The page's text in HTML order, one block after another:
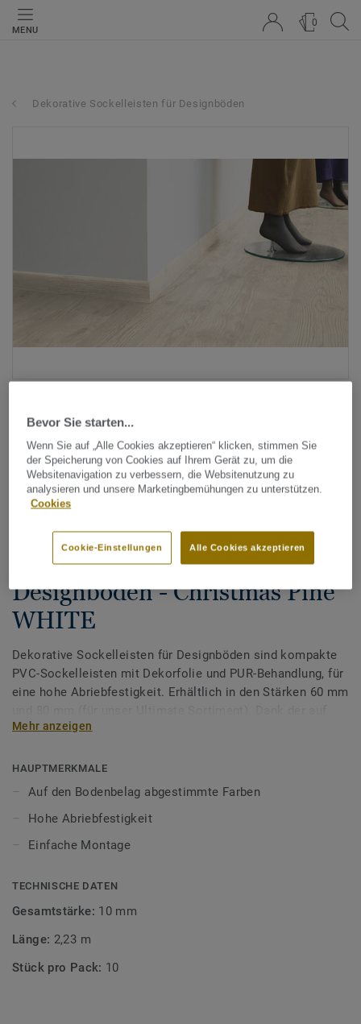
MENU
0
Dekorative Sockelleisten für Designböden
Alle Designs anzeigen (200)
Dekorative Sockelleisten für
Designböden - Christmas Pine
WHITE
Dekorative Sockelleisten für Designböden sind kompakte
PVC-Sockelleisten mit Dekorfolie und PUR-Behandlung, für
eine hohe Abriebfestigkeit. Erhältlich in den Stärken 60 mm
unsere Designböden abgestimmten Farben sorgen Sie für
Mehr anzeigen
HAUPTMERKMALE
Auf den Bodenbelag abgestimmte Farben
Hohe Abriebfestigkeit
Einfache Montage
TECHNISCHE DATEN
Gesamtstärke: 10 mm
Länge: 2,23 m
Stück pro Pack: 10
Bevor Sie starten...
Wenn Sie auf „Alle Cookies akzeptieren“ klicken, stimmen Sie
der Speicherung von Cookies auf Ihrem Gerät zu, um die
Websitenavigation zu verbessern, die Websitenutzung zu
analysieren und unsere Marketingbemühungen zu unterstützen.
Cookies
Alle Cookies akzeptieren
Cookie-Einstellungen